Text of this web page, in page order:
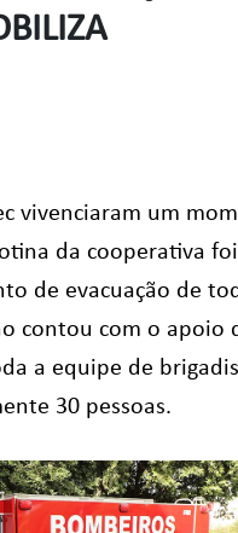
vivenciaram um
da cooperativa foi
de evacuação de
contou com o apoio
a equipe de
30 pessoas.